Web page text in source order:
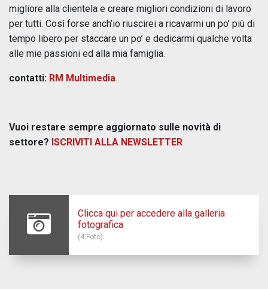
migliore alla clientela e creare migliori condizioni di lavoro
per tutti. Così forse anch’io riuscirei a ricavarmi un po’ più di
tempo libero per staccare un po’ e dedicarmi qualche volta
alle mie passioni ed alla mia famiglia.
contatti: RM Multimedia
Vuoi restare sempre aggiornato sulle novità di
settore? ISCRIVITI ALLA NEWSLETTER
Clicca qui per accedere alla galleria
fotografica
(4 Foto)